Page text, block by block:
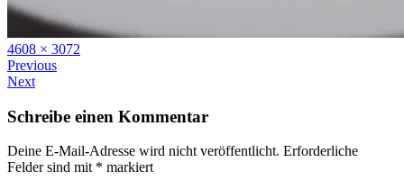
Full
size
4608 × 3072
Previous
Next
Schreibe einen Kommentar
Deine E-Mail-Adresse wird nicht veröffentlicht. Erforderliche
Felder sind mit * markiert